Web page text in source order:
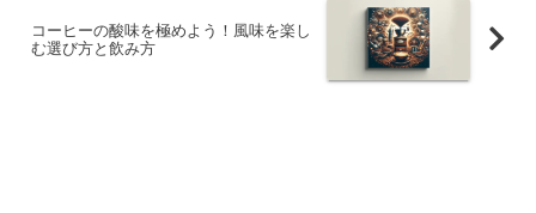
コーヒーの酸味を極めよう！風味を楽し
む選び方と飲み方